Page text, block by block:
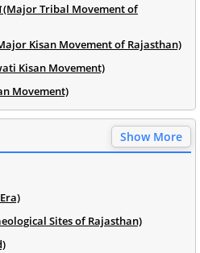
(Major Tribal Movement of
Kisan Movement of Rajasthan)
Kisan Movement)
Movement)
Show More
Sites of Rajasthan)